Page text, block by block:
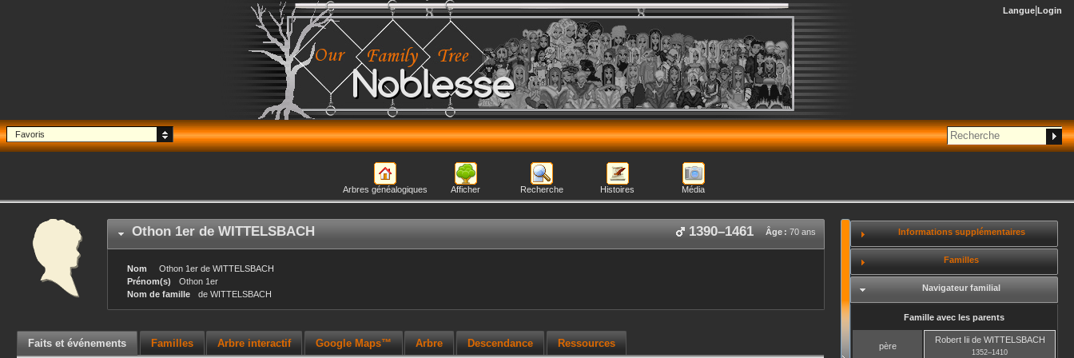
Noblesse
Langue Login
Favoris
Arbres généalogiques Afficher Recherche Histoires Média
Othon 1er de WITTELSBACH Âge : 70 ans
1390–1461
Nom Othon 1er de WITTELSBACH
Prénom(s)
Othon 1er
Nom de famille
de WITTELSBACH
Faits et événements Familles Arbre interactif Google Maps™ Arbre Descendance Ressources
Informations supplémentaires
Familles
Navigateur familial
Famille avec les parents
père
Robert Iiide WITTELSBACH
1352–1410